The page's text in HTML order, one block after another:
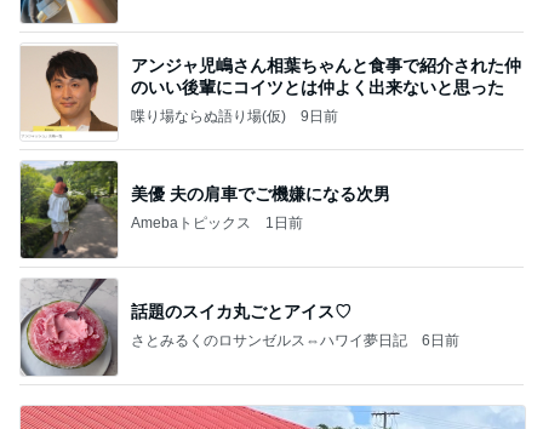
アンジャ児嶋さん相葉ちゃんと食事で紹介された仲
のいい後輩にコイツとは仲よく出来ないと思った
喋り場ならぬ語り場(仮) 9日前
美優 夫の肩車でご機嫌になる次男
Amebaトピックス 1日前
話題のスイカ丸ごとアイス♡
さとみるくのロサンゼルス⇔ハワイ夢日記 6日前